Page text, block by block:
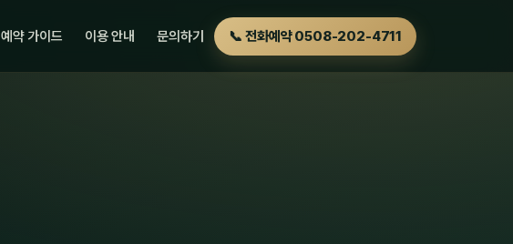
예약 가이드 이용 안내 문의하기 📞 전화예약 0508-202-4711